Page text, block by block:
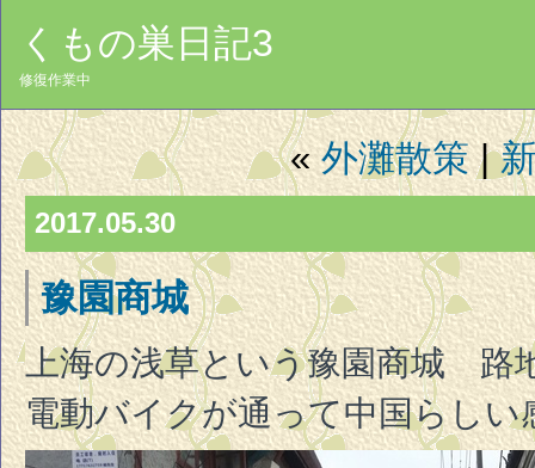
くもの巣日記3
修復作業中
«外灘散策|
2017.05.30
豫園商城
上海の浅草という豫園商城 路
電動バイクが通って中国らしい